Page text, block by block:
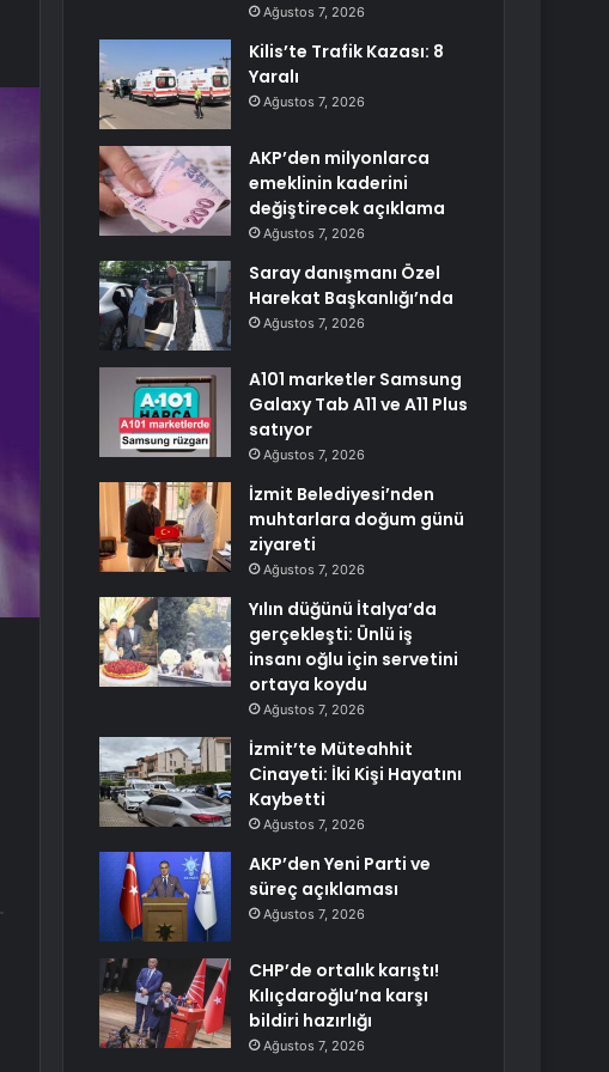
Ağustos 7, 2026
Kilis’te Trafik Kazası: 8
Yaralı
Ağustos 7, 2026
AKP’den milyonlarca
emeklinin kaderini
değiştirecek açıklama
Ağustos 7, 2026
Saray danışmanı Özel
Harekat Başkanlığı’nda
Ağustos 7, 2026
A101 marketler Samsung
Galaxy Tab A11 ve A11 Plus
satıyor
Ağustos 7, 2026
İzmit Belediyesi’nden
muhtarlara doğum günü
ziyareti
Ağustos 7, 2026
Yılın düğünü İtalya’da
gerçekleşti: Ünlü iş
insanı oğlu için servetini
ortaya koydu
Ağustos 7, 2026
İzmit’te Müteahhit
Cinayeti: İki Kişi Hayatını
Kaybetti
Ağustos 7, 2026
AKP’den Yeni Parti ve
süreç açıklaması
Ağustos 7, 2026
CHP’de ortalık karıştı!
Kılıçdaroğlu’na karşı
bildiri hazırlığı
Ağustos 7, 2026